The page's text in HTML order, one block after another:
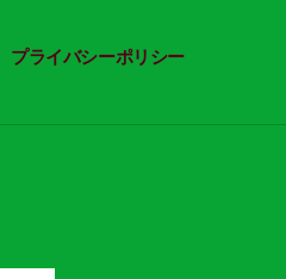
プライバシーポリシー